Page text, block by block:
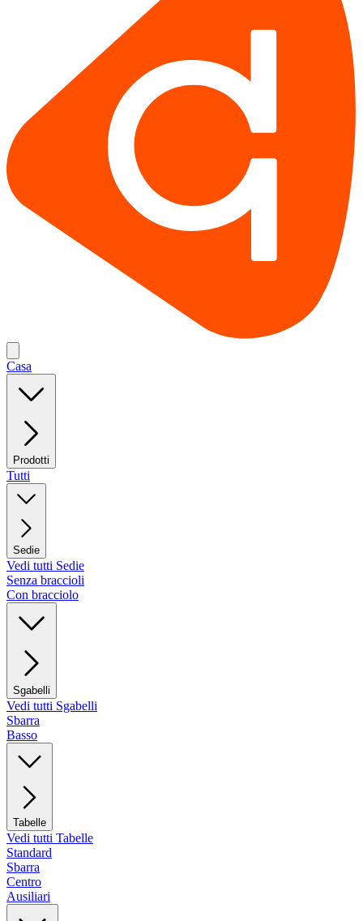
Casa
Prodotti
Tutti
Sedie
Vedi tutti Sedie
Senza braccioli
Con bracciolo
Sgabelli
Vedi tutti Sgabelli
Sbarra
Basso
Tabelle
Vedi tutti Tabelle
Standard
Sbarra
Centro
Ausiliari